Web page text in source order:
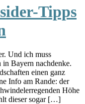
Tipps
Und ich muss
in Bayern nachdenke.
einen ganz
Info am Rande: der
Höhe
dieser sogar […]